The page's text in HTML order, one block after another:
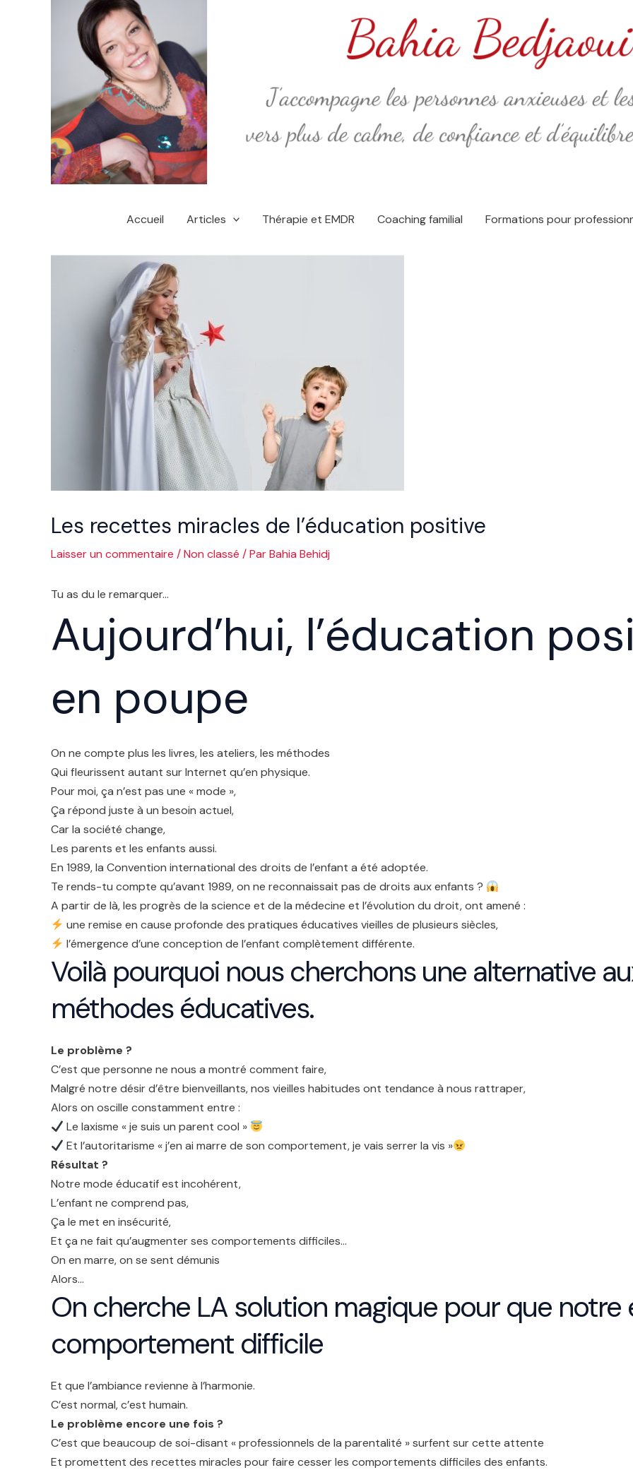
Accueil Articles Thérapie et EMDR Coaching familial Formations pour
Les recettes miracles de l’éducation positive
Laisser un commentaire /Non classé / ParBahia Behidj
Tu as du le remarquer…
Aujourd’hui, l’éducation
en poupe
On ne compte plus les livres, les ateliers, les méthodes
Qui fleurissent autant sur Internet qu’en physique.
Pour moi, ça n’est pas une « mode »,
Ça répond juste à un besoin actuel,
Car la société change,
Les parents et les enfants aussi.
En 1989, la Convention international des droits de l’enfant a été adoptée.
Te rends-tu compte qu’avant 1989, on ne reconnaissait pas de droits aux enfants ?
A partir de là, les progrès de la science et de la médecine et l’évolution du droit, ont amené :
une remise en cause profonde des pratiques éducatives vieilles de plusieurs siècles,
l’émergence d’une conception de l’enfant complètement différente.
Voilà pourquoi nous cherchons une alternative
méthodes éducatives.
Le problème ?
C’est que personne ne nous a montré comment faire,
Malgré notre désir d’être bienveillants, nos vieilles habitudes ont tendance à nous rattraper,
Alors on oscille constamment entre :
Le laxisme « je suis un parent cool »
Et l’autoritarisme « j’en ai marre de son comportement, je vais serrer la vis »
Résultat ?
Notre mode éducatif est incohérent,
L’enfant ne comprend pas,
Ça le met en insécurité,
Et ça ne fait qu’augmenter ses comportements difficiles…
On en marre, on se sent démunis
Alors…
On cherche LA solution magique pour que notre
comportement difficile
Et que l’ambiance revienne à l’harmonie.
C’est normal, c’est humain.
Le problème encore une fois ?
C’est que beaucoup de soi-disant « professionnels de la parentalité » surfent sur cette attente
Et promettent des recettes miracles pour faire cesser les comportements difficiles des enfants.